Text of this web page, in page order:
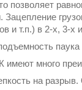
позволяет
Зацепление
и т.п.) в 2-х, 3-х
паука
имеют много
на